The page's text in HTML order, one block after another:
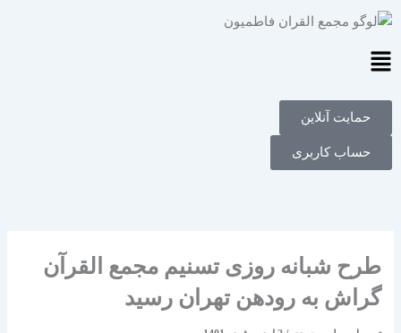
رفتن
محتوا
Main
Menu
حمایت آنلاین
حساب کاربری
طرح شبانه روزی تسنیم مجمع القرآن
گراش به رودهن تهران رسید